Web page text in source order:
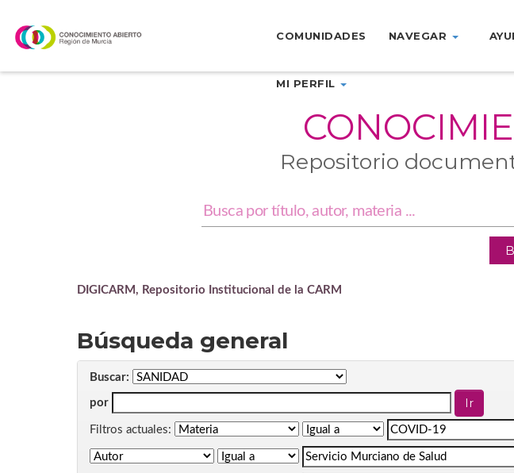
navigation
COMUNIDADES NAVEGAR
MI PERFIL
Repositorio
DIGICARM, Repositorio Institucional de la CARM
Búsqueda general
Buscar:
por
Filtros actuales: